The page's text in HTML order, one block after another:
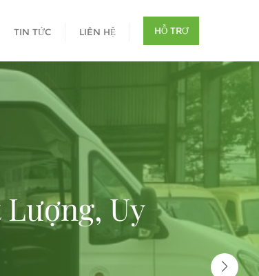
TIN TỨC LIÊN HỆ HỖ TRỢ
Chất Lượng, Uy
giá bơm Wilo –